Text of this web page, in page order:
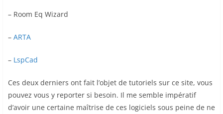
– Room Eq Wizard
– ARTA
– LspCad
Ces deux derniers ont fait l’objet de tutoriels sur ce site, vous
pouvez vous y reporter si besoin. Il me semble impératif
d’avoir une certaine maîtrise de ces logiciels sous peine de ne